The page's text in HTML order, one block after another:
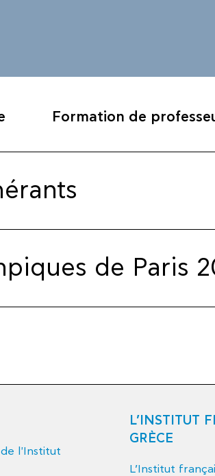
Formation de
de Paris
l'Institut
L’INSTITUT
GRÈCE
L’Institut